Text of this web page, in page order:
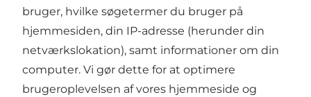
bruger, hvilke søgetermer du bruger på
hjemmesiden, din IP-adresse (herunder din
netværkslokation), samt informationer om din
computer. Vi gør dette for at optimere
brugeroplevelsen af vores hjemmeside og